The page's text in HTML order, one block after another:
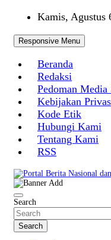
content
Kamis, Agustus
Responsive Menu
Beranda
Redaksi
Pedoman Media
Kebijakan
Kode Etik
Hubungi Kami
Tentang Kami
RSS
Portal Berita
Search
Search